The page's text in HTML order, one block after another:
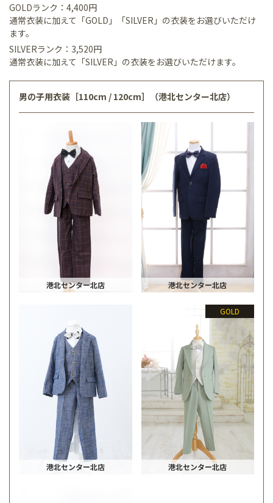
GOLDランク：4,400円
通常衣装に加えて「GOLD」「SILVER」の衣装をお選びいただけ
ます。
SILVERランク：3,520円
通常衣装に加えて「SILVER」の衣装をお選びいただけます。
男の子用衣装［110cm / 120cm］（港北センター北店）
港北センター北店 港北センター北店
港北センター北店
GOLD
港北センター北店